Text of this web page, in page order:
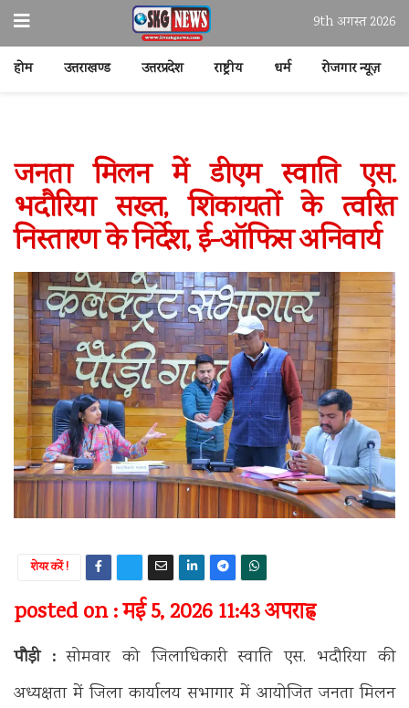
9th अगस्त 2026
होम उत्तराखण्ड उत्तरप्रदेश राष्ट्रीय धर्म रोजगार न्यूज़
जनता मिलन में डीएम स्वाति एस.
भदौरिया सख्त, शिकायतों के त्वरित
निस्तारण के निर्देश, ई-ऑफिस अनिवार्य
शेयर करें !
posted on : मई 5, 2026 11:43 अपराह्न
पौड़ी :सोमवार को जिलाधिकारी स्वाति एस. भदौरिया की
अध्यक्षता में जिला कार्यालय सभागार में आयोजित जनता मिलन